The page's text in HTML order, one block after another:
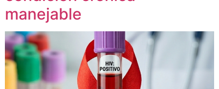
manejable